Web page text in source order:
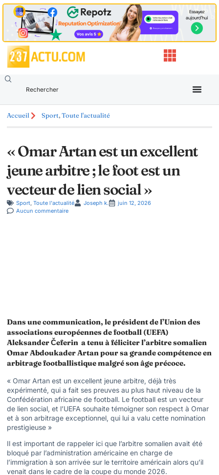
Accueil Sport,Toute l'actualité
« Omar Artan est un excellent
jeune arbitre ; le foot est un
vecteur de lien social »
Sport Toute l'actualité Joseph k.
juin 12, 2026
Aucun commentaire
Dans une communication, le président de l’Union des
associations européennes de football (UEFA)
Aleksander Čeferin a tenu à féliciterl’arbitre somalien
Omar Abdoukader Artan pour sa grande compétence en
arbitrage footballistique malgré son âge précoce.
« Omar Artan est un excellent jeune arbitre, déjà très
expérimenté, qui a fait ses preuves au plus haut niveau de la
Confédération africaine de football. Le football est un vecteur
de lien social, et l’UEFA souhaite témoigner son respect à Omar
et à son arbitrage exceptionnel, qui lui a valu cette nomination
prestigieuse »
Il est important de rappeler ici que l’arbitre somalien avait été
bloqué par l’administration américaine en charge de
l’immigration à son arrivée sur le territoire américain alors qu’il
venait dans le cadre de la coupe du monde 2026.